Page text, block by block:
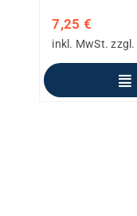
7,25 €
inkl. MwSt. zzgl.